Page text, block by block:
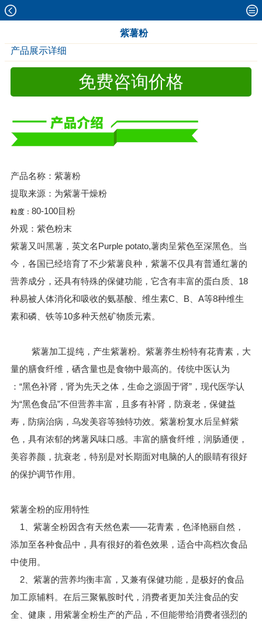
紫薯粉
产品展示详细
免费咨询价格
产品名称：紫薯粉
提取来源：为紫薯干燥粉
粒度： 80-100目粉
外观：紫色粉末
紫薯又叫黑薯，英文名Purple potato,薯肉呈紫色至深黑色。当
今，各国已经培育了不少紫薯良种，紫薯不仅具有普通红薯的
营养成分，还具有特殊的保健功能，它含有丰富的蛋白质、18
种易被人体消化和吸收的氨基酸、维生素C、B、A等8种维生
素和磷、铁等10多种天然矿物质元素。
紫薯加工提纯，产生紫薯粉。紫薯养生粉特有花青素，大
量的膳食纤维，硒含量也是食物中最高的。传统中医认为
：“黑色补肾，肾为先天之体，生命之源固于肾”，现代医学认
为“黑色食品”不但营养丰富，且多有补肾，防衰老，保健益
寿，防病治病，乌发美容等独特功效。紫薯粉复水后呈鲜紫
色，具有浓郁的烤薯风味口感。丰富的膳食纤维，润肠通便，
美容养颜，抗衰老，特别是对长期面对电脑的人的眼睛有很好
的保护调节作用。
紫薯全粉的应用特性
1、紫薯全粉因含有天然色素——花青素，色泽艳丽自然，
添加至各种食品中，具有很好的着色效果，适合中高档次食品
中使用。
2、紫薯的营养均衡丰富，又兼有保健功能，是极好的食品
加工原辅料。在后三聚氰胺时代，消费者更加关注食品的安
全、健康，用紫薯全粉生产的产品，不但能带给消费者强烈的